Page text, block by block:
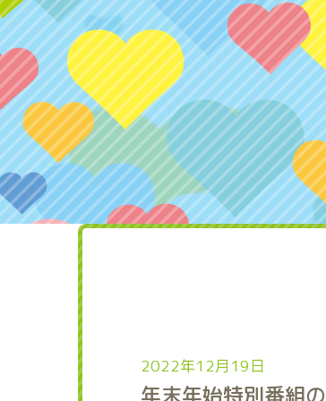
2022年12月19日
年末年始特別番組